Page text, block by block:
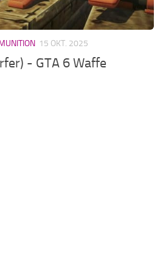
15 OKT. 2025
- GTA 6 Waffe